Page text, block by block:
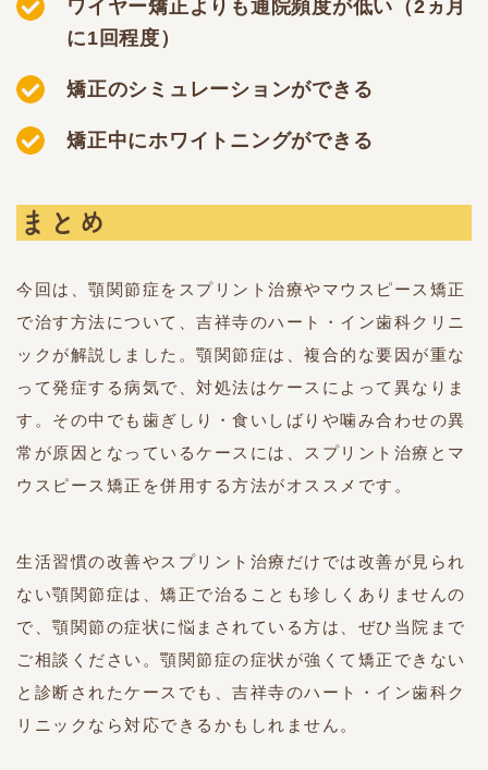
ワイヤー矯正よりも通院頻度が低い（2ヵ月
に1回程度）
矯正のシミュレーションができる
矯正中にホワイトニングができる
まとめ
今回は、顎関節症をスプリント治療やマウスピース矯正
で治す方法について、吉祥寺のハート・イン歯科クリニ
ックが解説しました。顎関節症は、複合的な要因が重な
って発症する病気で、対処法はケースによって異なりま
す。その中でも歯ぎしり・食いしばりや噛み合わせの異
常が原因となっているケースには、スプリント治療とマ
ウスピース矯正を併用する方法がオススメです。
生活習慣の改善やスプリント治療だけでは改善が見られ
ない顎関節症は、矯正で治ることも珍しくありませんの
で、顎関節の症状に悩まされている方は、ぜひ当院まで
ご相談ください。顎関節症の症状が強くて矯正できない
と診断されたケースでも、吉祥寺のハート・イン歯科ク
リニックなら対応できるかもしれません。